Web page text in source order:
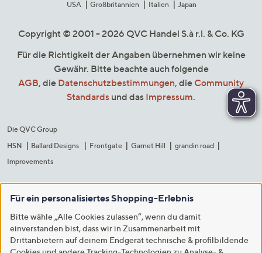
USA
Großbritannien Italien Japan
Copyright © 2001 - 2026 QVC Handel S.à r.l. & Co. KG
Für die Richtigkeit der Angaben übernehmen wir keine
Gewähr. Bitte beachte auch folgende
AGB, die Datenschutzbestimmungen, die Community
Standards und das Impressum.
Die QVC Group
HSN
Ballard Designs Frontgate Garnet Hill
grandin road
Improvements
Für ein personalisiertes Shopping-Erlebnis
Bitte wähle „Alle Cookies zulassen“, wenn du damit
einverstanden bist, dass wir in Zusammenarbeit mit
Drittanbietern auf deinem Endgerät technische & profilbildende